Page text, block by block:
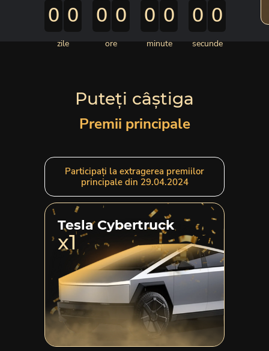
0 0
zile
0 0
ore
0 0
minute
0 0
secunde
Puteți câștiga
Premii principale
Participați la extragerea premiilor
principale din 29.04.2024
Tesla Cybertruck
x1